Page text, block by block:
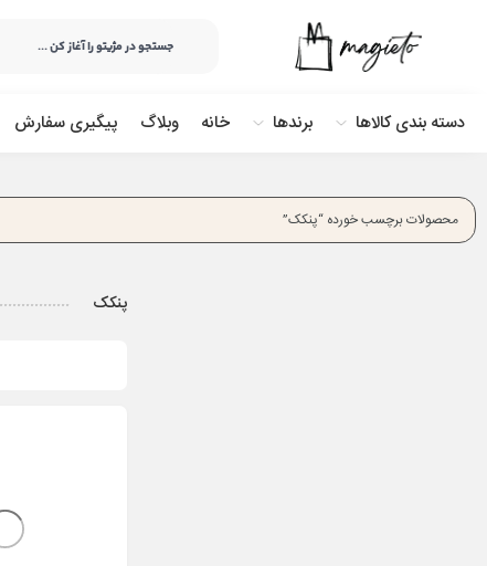
دسته بندی کالاها برندها خانه وبلاگ پیگیری سفارش
محصولات برچسب خورده “پنکک”
پنکک